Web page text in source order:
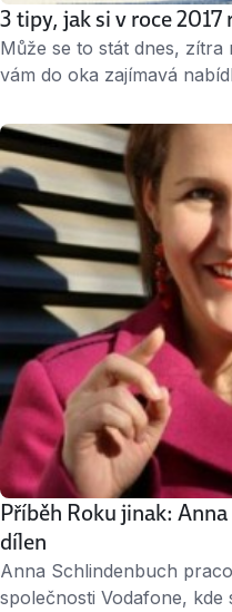
3 tipy, jak si v roce
Může se to stát dnes, zítra
vám do oka zajímavá
zjistíte, že jste jej
lety… Když vám jde o to
ztrácet čas. Máme tipy, jak
Příběh Roku jinak:
dílen
Anna Schlindenbuch
společnosti Vodafone, kde